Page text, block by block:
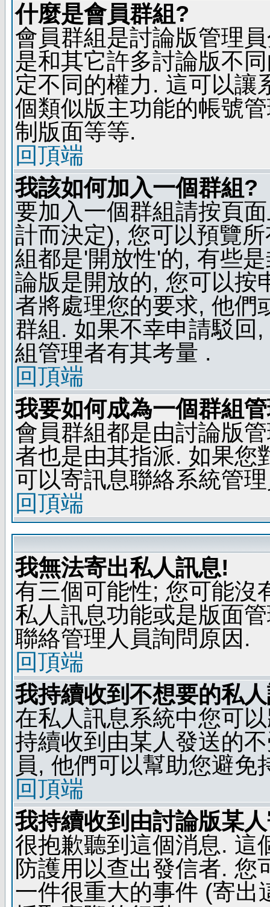
什麼是會員群組?
會員群組是討論版管理
是和其它許多討論版不
定不同的權力. 這可以讓
個類似版主功能的帳號
制版面等等.
回頂端
我該如何加入一個群組?
要加入一個群組請按頁
計而決定), 您可以預覽
組都是'開放性'的, 有些
論版是開放的, 您可以按
者將處理您的要求, 他們
群組. 如果不幸申請駁回
組管理者有其考量 .
回頂端
我要如何成為一個群組
會員群組都是由討論版
者也是由其指派. 如果您
可以寄訊息聯絡系統管
回頂端
我無法寄出私人訊息!
有三個可能性; 您可能沒
私人訊息功能或是版面
聯絡管理人員詢問原因.
回頂端
我持續收到不想要的私
在私人訊息系統中您可
持續收到由某人發送的
員, 他們可以幫助您避免
回頂端
我持續收到由討論版某
很抱歉聽到這個消息. 這
防護用以查出發信者. 您
一件很重大的事件 (寄出